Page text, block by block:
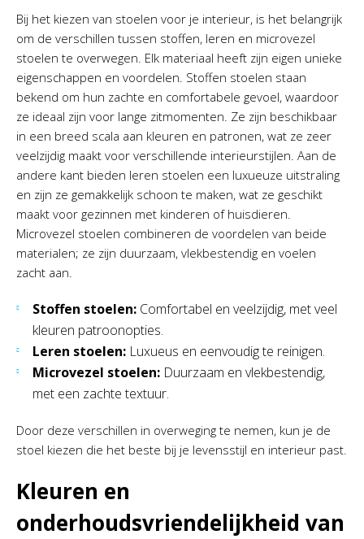
Bij het kiezen van stoelen voor je interieur, is het belangrijk
om de verschillen tussen stoffen, leren en microvezel
stoelen te overwegen. Elk materiaal heeft zijn eigen unieke
eigenschappen en voordelen. Stoffen stoelen staan
bekend om hun zachte en comfortabele gevoel, waardoor
ze ideaal zijn voor lange zitmomenten. Ze zijn beschikbaar
in een breed scala aan kleuren en patronen, wat ze zeer
veelzijdig maakt voor verschillende interieurstijlen. Aan de
andere kant bieden leren stoelen een luxueuze uitstraling
en zijn ze gemakkelijk schoon te maken, wat ze geschikt
maakt voor gezinnen met kinderen of huisdieren.
Microvezel stoelen combineren de voordelen van beide
materialen; ze zijn duurzaam, vlekbestendig en voelen
zacht aan.
Stoffen stoelen: Comfortabel en veelzijdig, met veel
kleuren patroonopties.
Leren stoelen: Luxueus en eenvoudig te reinigen.
Microvezel stoelen: Duurzaam en vlekbestendig,
met een zachte textuur.
Door deze verschillen in overweging te nemen, kun je de
stoel kiezen die het beste bij je levensstijl en interieur past.
Kleuren en
onderhoudsvriendelijkheid van